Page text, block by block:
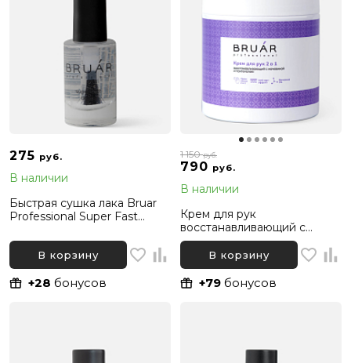
275 руб.
В наличии
Быстрая сушка лака Bruar
Professional Super Fast
В корзину
+28 бонусов
790 руб.
1 150руб.
В наличии
Крем для рук
восстанавливающий с
мочевиной и пантенолом
Bruar, 500 мл
В корзину
+79 бонусов